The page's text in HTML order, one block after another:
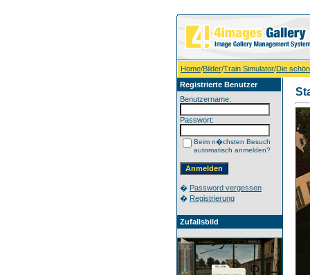
Home/Bilder/Train Simulator/Die
Registrierte Benutzer
Benutzername:
Passwort:
Beim n�chsten Besuch
automatisch anmelden?
� Password vergessen
� Registrierung
Zufallsbild